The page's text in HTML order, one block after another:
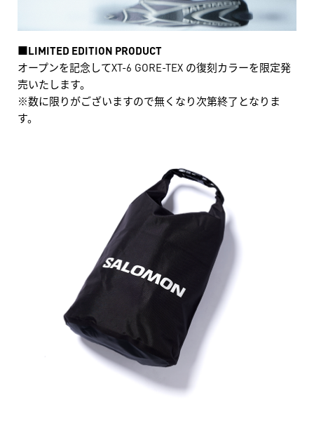
■LIMITED EDITION PRODUCT
オープンを記念してXT-6 GORE-TEX の復刻カラーを限定発
売いたします。
※数に限りがございますので無くなり次第終了となりま
す。